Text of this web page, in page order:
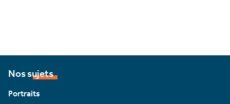
Nos sujets
Portraits